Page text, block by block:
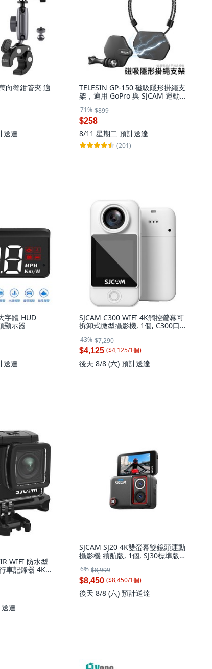
向蟹鉗管夾 適
送達
TELESIN GP-150 磁吸隱形掛繩支
架，適用 GoPro 與 SJCAM 運動攝
71% $899
$258
8/11 星期二 預計送達
(201)
字體 HUD
顯示器
送達
SJCAM C300 WIFI 4K觸控螢幕可
拆卸式微型攝影機, 1個, C300口袋
43% $7,290
$4,125 ($4,125/1個)
後天 8/8 (六) 預計送達
WIFI 防水型
車記錄器 4K高
達
SJCAM SJ20 4K雙螢幕雙鏡頭運動
攝影機 續航版, 1個, SJ30標準版
6% $8,999
$8,450 ($8,450/1個)
後天 8/8 (六) 預計送達